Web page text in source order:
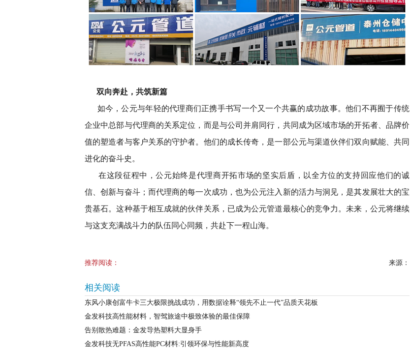
双向奔赴，共筑新篇
如今，公元与年轻的代理商们正携手书写一个又一个共赢的成功故事。他们不再囿于传统
企业中总部与代理商的关系定位，而是与公司并肩同行，共同成为区域市场的开拓者、品牌价
值的塑造者与客户关系的守护者。他们的成长传奇，是一部公元与渠道伙伴们双向赋能、共同
进化的奋斗史。
在这段征程中，公元始终是代理商开拓市场的坚实后盾，以全方位的支持回应他们的诚
信、创新与奋斗；而代理商的每一次成功，也为公元注入新的活力与洞见，是其发展壮大的宝
贵基石。这种基于相互成就的伙伴关系，已成为公元管道最核心的竞争力。未来，公元将继续
与这支充满战斗力的队伍同心同频，共赴下一程山海。
推荐阅读： 来源：
相关阅读
东风小康创富牛卡三大极限挑战成功，用数据诠释“领先不止一代”品质天花板
金发科技高性能材料，智驾旅途中极致体验的最佳保障
告别散热难题：金发导热塑料大显身手
金发科技无PFAS高性能PC材料:引领环保与性能新高度